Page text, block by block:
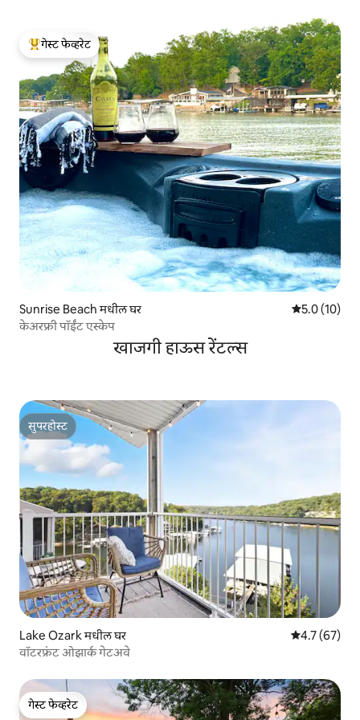
टॉप गेस्ट फेव्हरेट
गेस्ट फेव्हरेट
Sunrise Beach मधील घर 5 पैकी 5.0
5.0 (10)
केअरफ्री पॉईंट एस्केप
खाजगी हाऊस रेंटल्स
सुपरहोस्ट
सुपरहोस्ट
Lake Ozark मधील घर 5 पैकी 4.7
4.7 (67)
वॉटरफ्रंट ओझार्क गेटअवे
गेस्ट फेव्हरेट
गेस्ट फेव्हरेट